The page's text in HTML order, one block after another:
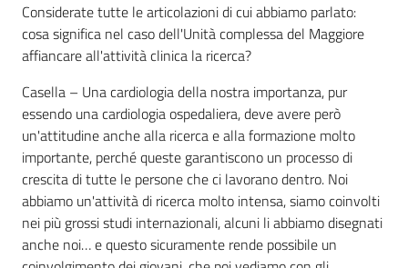
Considerate tutte le articolazioni di cui abbiamo parlato:
cosa significa nel caso dell'Unità complessa del Maggiore
affiancare all'attività clinica la ricerca?
Casella – Una cardiologia della nostra importanza, pur
essendo una cardiologia ospedaliera, deve avere però
un'attitudine anche alla ricerca e alla formazione molto
importante, perché queste garantiscono un processo di
crescita di tutte le persone che ci lavorano dentro. Noi
abbiamo un'attività di ricerca molto intensa, siamo coinvolti
nei più grossi studi internazionali, alcuni li abbiamo disegnati
anche noi… e questo sicuramente rende possibile un